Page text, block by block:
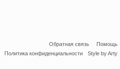
Обратная связь
Помощь
Политика конфиденциальности
Style by Arty